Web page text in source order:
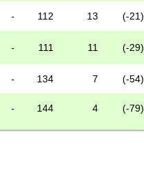
- 112 13 (-21)
- 111 11 (-29)
- 134 7 (-54)
- 144 4 (-79)